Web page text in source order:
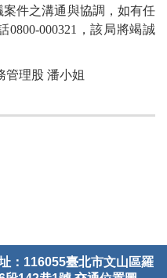
件之溝通與協調，如有任
000321，該局將竭誠
管理股 潘小姐
：116055臺北市文山區羅